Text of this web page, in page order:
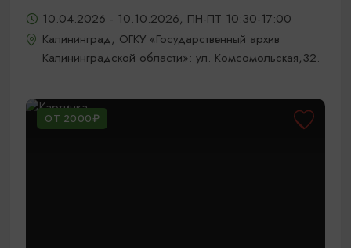
10.04.2026 - 10.10.2026, ПН-ПТ 10:30-17:00
Калининград, ОГКУ «Государственный архив
Калининградской области»: ул. Комсомольская,32.
ОТ 2000₽